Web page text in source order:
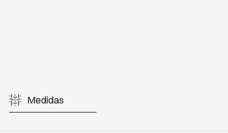
Medidas